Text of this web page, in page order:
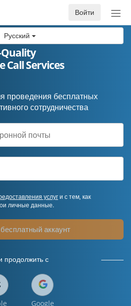
Русский
Войти
Quality
Call Services
проведения бесплатных
сотрудничества
услуги с тем, как
личные данные.
аккаунт
продолжить с
Google